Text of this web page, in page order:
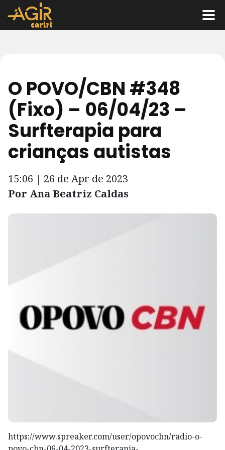
O POVO/CBN #348
(Fixo) – 06/04/23 –
Surfterapia para
crianças autistas
15:06 | 26 de Apr de 2023
Por Ana Beatriz Caldas
https://www.spreaker.com/user/opovocbn/radio-o-